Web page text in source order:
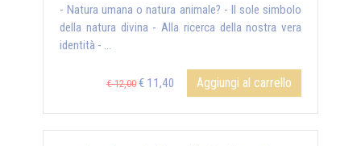
- Natura umana o natura animale? - Il sole simbolo
della natura divina - Alla ricerca della nostra vera
identità - ...
€ 12,00 € 11,40 Aggiungi al carrello